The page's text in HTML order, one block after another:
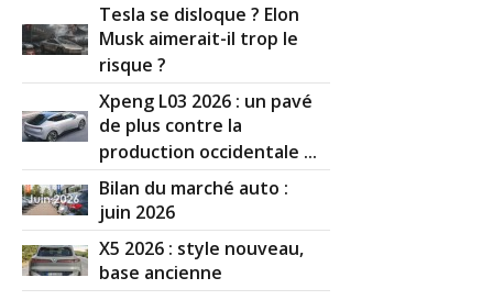
Tesla se disloque ? Elon
Musk aimerait-il trop le
risque ?
Xpeng L03 2026 : un pavé
de plus contre la
production occidentale ...
Bilan du marché auto :
juin 2026
X5 2026 : style nouveau,
base ancienne